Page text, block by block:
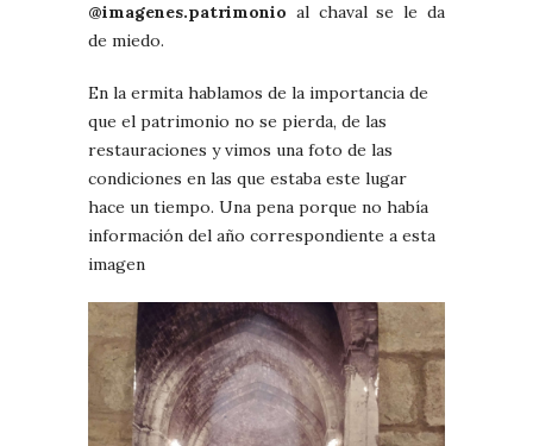
@imagenes.patrimonio al chaval se le da
de miedo.
En la ermita hablamos de la importancia de
que el patrimonio no se pierda, de las
restauraciones y vimos una foto de las
condiciones en las que estaba este lugar
hace un tiempo. Una pena porque no había
información del año correspondiente a esta
imagen